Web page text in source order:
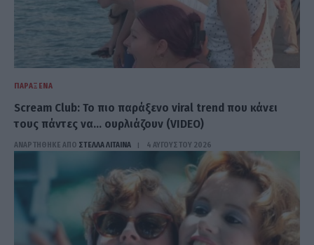
ΠΑΡΆΞΕΝΑ
Scream Club: Το πιο παράξενο viral trend που κάνει
τους πάντες να… ουρλιάζουν (VIDEO)
ΑΝΑΡΤΗΘΗΚΕ ΑΠΟ ΣΤΈΛΛΑ ΛΊΤΑΙΝΑ 4 ΑΥΓΟΎΣΤΟΥ 2026